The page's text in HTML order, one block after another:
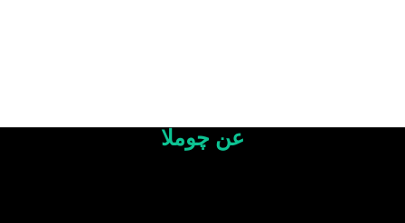
عن چوملا